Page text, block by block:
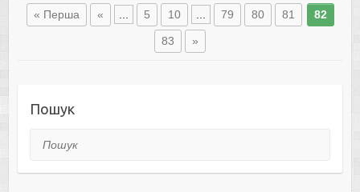
« Перша « 5 10 79 80 81 82
83 »
Пошук
Пошук